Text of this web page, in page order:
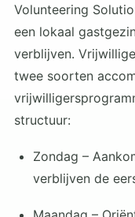
Volunteering
een lokaal
verblijven.
twee soorten
structuur:
Zondag –
verblijven de